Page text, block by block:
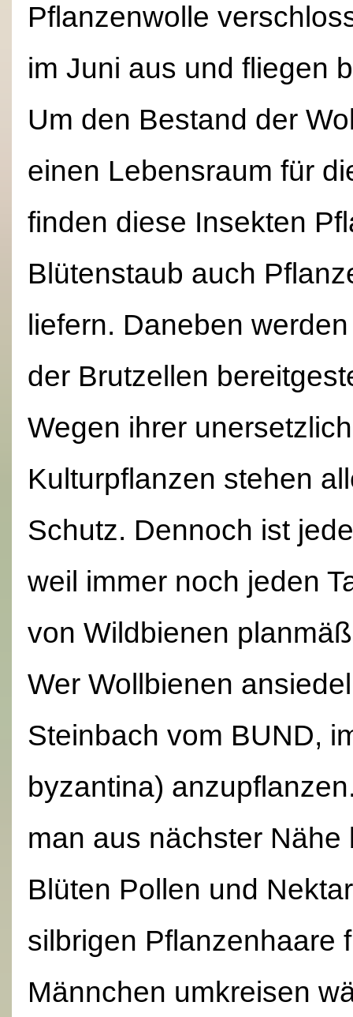
Pflanzenwolle
im Juni aus und fliegen
Um den Bestand der
einen Lebensraum für
finden diese Insekten
Blütenstaub auch
liefern. Daneben
der Brutzellen
Wegen ihrer
Kulturpflanzen stehen
Schutz. Dennoch ist
weil immer noch jeden
von Wildbienen
Wer Wollbienen
Steinbach vom BUND,
byzantina)
man aus nächster
Blüten Pollen und
silbrigen Pflanzenhaare
Männchen umkreisen